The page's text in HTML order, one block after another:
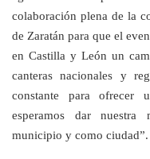
colaboración plena de la
de Zaratán para que el
en Castilla y León un
canteras nacionales y
constante para ofrecer
esperamos dar
municipio y como ciudad”.